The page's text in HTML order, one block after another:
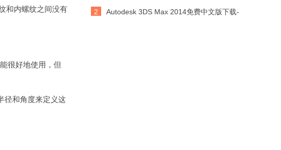
和内螺纹之间没有
很好地使用，但
径和角度来定义这
2
Autodesk 3DS Max 2014免费中文版下载-